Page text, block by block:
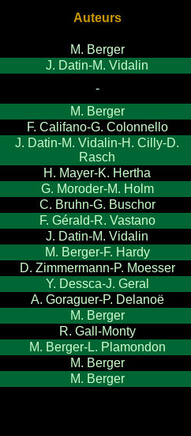
Auteurs
M. Berger
J. Datin-M. Vidalin
-
M. Berger
F. Califano-G. Colonnello
J. Datin-M. Vidalin-H. Cilly-D.
Rasch
H. Mayer-K. Hertha
G. Moroder-M. Holm
C. Bruhn-G. Buschor
F. Gérald-R. Vastano
J. Datin-M. Vidalin
M. Berger-F. Hardy
D. Zimmermann-P. Moesser
Y. Dessca-J. Geral
A. Goraguer-P. Delanoë
M. Berger
R. Gall-Monty
M. Berger-L. Plamondon
M. Berger
M. Berger